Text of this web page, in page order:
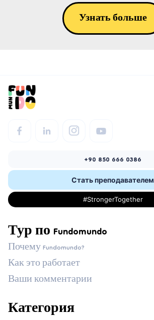
Узнать больше
+90 850 666 0386
Стать преподавателем
#StrongerTogether
Тур по Fundomundo
Почему Fundomundo?
Как это работает
Ваши комментарии
Категория